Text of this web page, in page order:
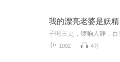
我的漂亮老婆是妖精
1092 4万